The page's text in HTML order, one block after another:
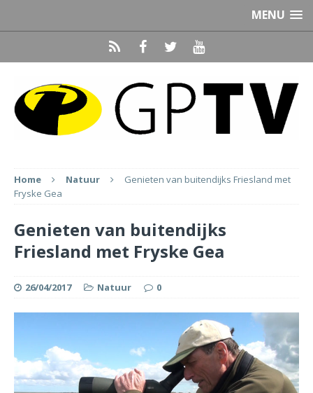
MENU
Home Natuur
Genieten van buitendijks Friesland met
Fryske Gea
Genieten van buitendijks
Friesland met Fryske Gea
26/04/2017 Natuur 0